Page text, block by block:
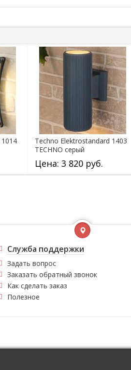
Techno Elektrostandard 1403
TECHNO серый
Цена: 3 820 руб.
Служба поддержки
Задать вопрос
Заказать обратный звонок
Как сделать заказ
Полезное